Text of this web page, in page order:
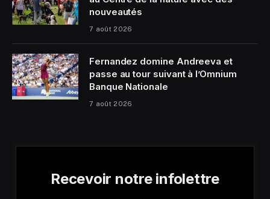
nouveautés
7 août 2026
Fernandez domine Andreeva et
passe au tour suivant à l’Omnium
Banque Nationale
7 août 2026
Recevoir notre infolettre